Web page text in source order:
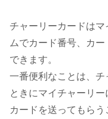
チャーリーカードは
ムでカード番号、カ
できます。
一番便利なことは、
ときにマイチャーリ
カードを送ってもらう